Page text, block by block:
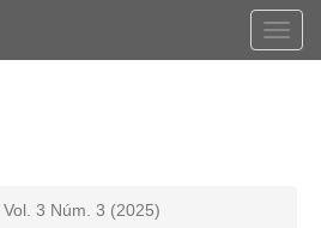
Vol. 3 Núm. 3 (2025)